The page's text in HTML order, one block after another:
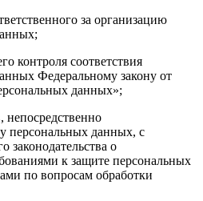
за организацию
контроля соответствия
Федеральному закону от
данных»;
непосредственно
персональных данных, с
законодательства о
к защите персональных
по вопросам обработки